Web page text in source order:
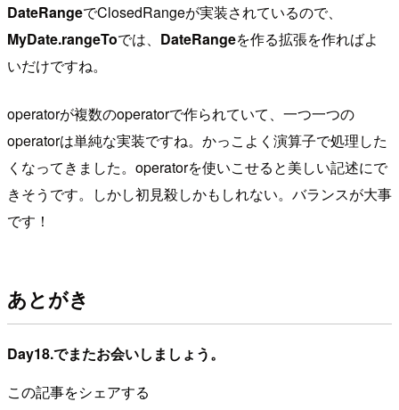
DateRangeでClosedRangeが実装されているので、
MyDate.rangeToでは、 DateRangeを作る拡張を作ればよ
いだけですね。
operatorが複数のoperatorで作られていて、一つ一つの
operatorは単純な実装ですね。かっこよく演算子で処理した
くなってきました。operatorを使いこせると美しい記述にで
きそうです。しかし初見殺しかもしれない。バランスが大事
です！
あとがき
Day18.でまたお会いしましょう。
この記事をシェアする